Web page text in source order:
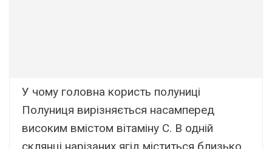
У чому головна користь полуниці
Полуниця вирізняється насамперед
високим вмістом вітаміну С. В одній